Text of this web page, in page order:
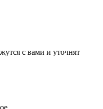
с вами и уточнят